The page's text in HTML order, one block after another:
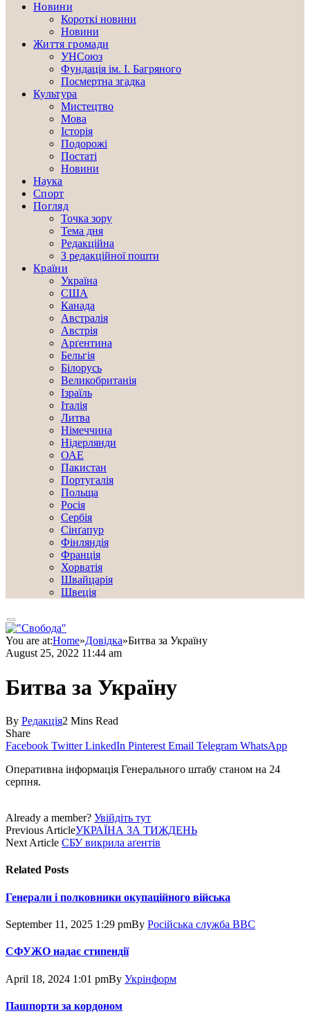
Новини
Короткі новини
Новини
Життя громади
УНСоюз
Фундація ім. І. Багряного
Посмертна згадка
Культура
Мистецтво
Мова
Історія
Подорожі
Постаті
Новини
Наука
Спорт
Погляд
Точка зору
Тема дня
Редакційна
З редакційної пошти
Країни
Україна
США
Канада
Австралія
Австрія
Арґентина
Бельгія
Білорусь
Великобританія
Ізраїль
Італія
Литва
Німеччина
Нідерлянди
ОАЕ
Пакистан
Португалія
Польща
Росія
Сербія
Сінґапур
Фінляндія
Франція
Хорватія
Швайцарія
Швеція
You are at:Home»Довідка»Битва за Україну
August 25, 2022 11:44 am
Битва за Україну
By Редакція2 Mins Read
Share
Facebook Twitter LinkedIn Pinterest Email Telegram WhatsApp
Оперативна інформація Генерального штабу станом на 24
серпня.
Already a member? Увійдіть тут
Previous ArticleУКРАЇНА ЗА ТИЖДЕНЬ
Next Article СБУ викрила аґентів
Related Posts
Генерали і полковники окупаційного війська
September 11, 2025 1:29 pmBy Російська служба BBC
СФУЖО надає стипендії
April 18, 2024 1:01 pmBy Укрінформ
Пашпорти за кордоном